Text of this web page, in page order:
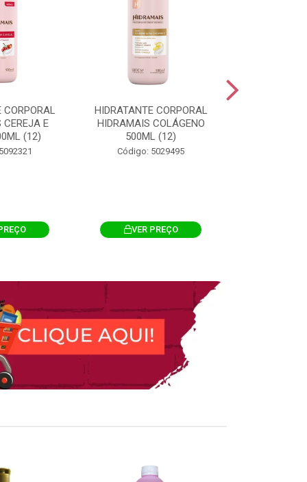
CORPORAL
CEREJA E
(12)
HIDRATANTE CORPORAL
HIDRAMAIS COLÁGENO
500ML (12)
Código: 5029495
VER PREÇO